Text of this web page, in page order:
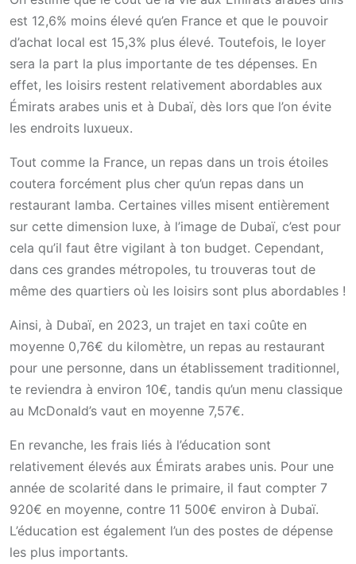
est 12,6% moins élevé qu’en France et que le pouvoir
d’achat local est 15,3% plus élevé. Toutefois, le loyer
sera la part la plus importante de tes dépenses. En
effet, les loisirs restent relativement abordables aux
Émirats arabes unis et à Dubaï, dès lors que l’on évite
les endroits luxueux.
Tout comme la France, un repas dans un trois étoiles
coutera forcément plus cher qu’un repas dans un
restaurant lamba. Certaines villes misent entièrement
sur cette dimension luxe, à l’image de Dubaï, c’est pour
cela qu’il faut être vigilant à ton budget. Cependant,
dans ces grandes métropoles, tu trouveras tout de
même des quartiers où les loisirs sont plus abordables !
Ainsi, à Dubaï, en 2023, un trajet en taxi coûte en
moyenne 0,76€ du kilomètre, un repas au restaurant
pour une personne, dans un établissement traditionnel,
te reviendra à environ 10€, tandis qu’un menu classique
au McDonald’s vaut en moyenne 7,57€.
En revanche, les frais liés à l’éducation sont
relativement élevés aux Émirats arabes unis. Pour une
année de scolarité dans le primaire, il faut compter 7
920€ en moyenne, contre 11 500€ environ à Dubaï.
L’éducation est également l’un des postes de dépense
les plus importants.